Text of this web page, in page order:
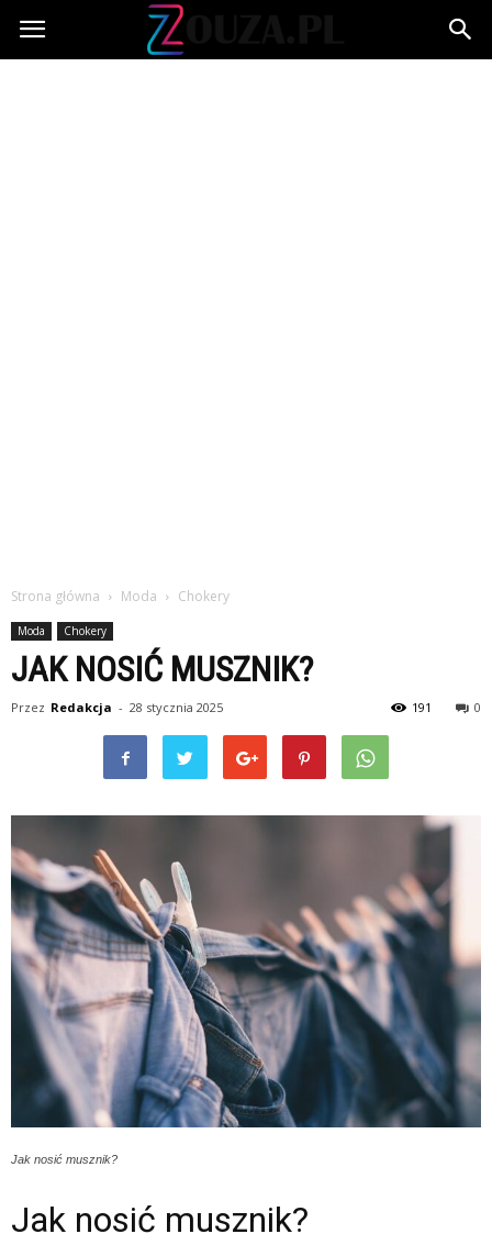
Zouza.pl
Strona główna Moda Chokery
Moda Chokery
JAK NOSIĆ MUSZNIK?
Przez Redakcja - 28 stycznia 2025 0
191
Jak nosić musznik?
Jak nosić musznik?